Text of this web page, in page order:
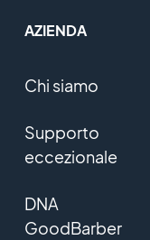
AZIENDA
Chi siamo
Supporto
eccezionale
DNA
GoodBarber